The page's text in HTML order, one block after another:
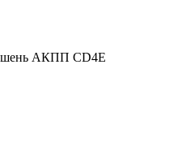
АКПП CD4E